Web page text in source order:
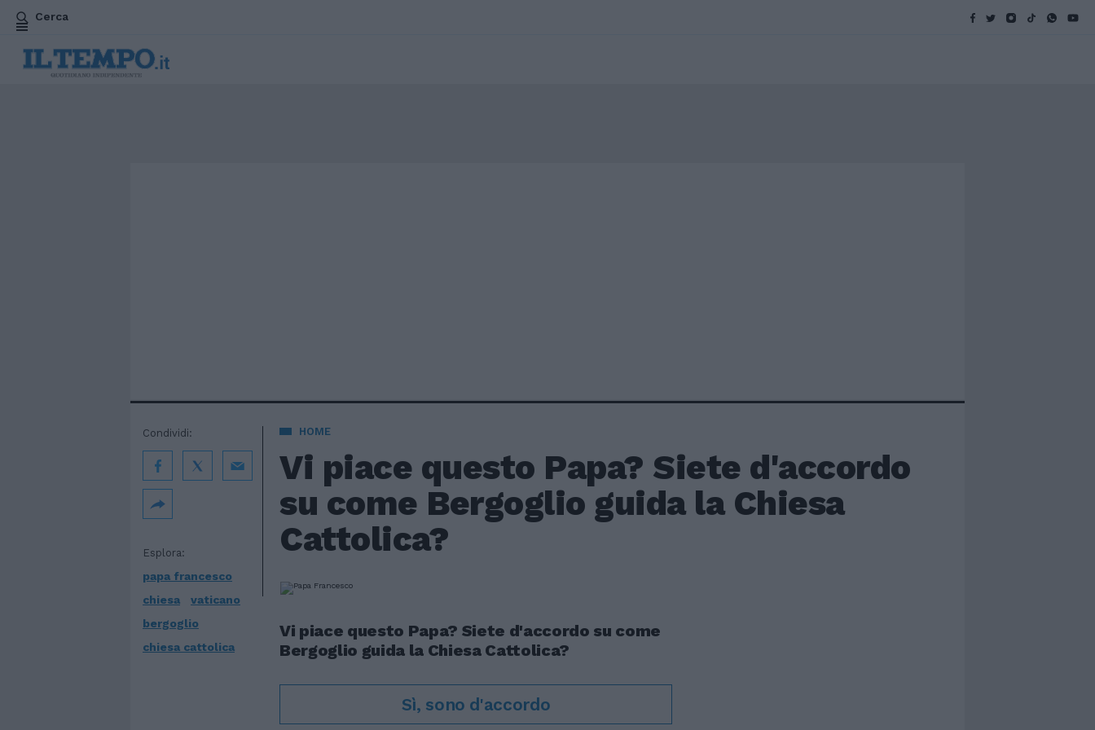
Cerca
HOME
Vi piace questo Papa? Siete d'accordo
su come Bergoglio guida la Chiesa
Cattolica?
Esplora:
papa francesco
chiesa
vaticano
bergoglio
chiesa cattolica
Condividi:
Vi piace questo Papa? Siete d'accordo su come
Bergoglio guida la Chiesa Cattolica?
Sì, sono d'accordo